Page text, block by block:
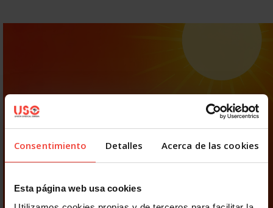
Consentimiento Detalles Acerca de las cookies
Esta página web usa cookies